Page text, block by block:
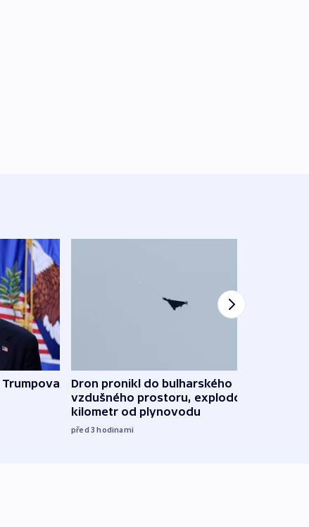
Dron pronikl do bulharského
vzdušného prostoru, explodoval
kilometr od plynovodu
před 3hodinami